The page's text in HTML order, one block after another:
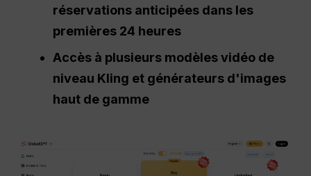
réservations anticipées dans les
premières 24 heures
Accès à plusieurs modèles vidéo de
niveau Kling et générateurs d'images
haut de gamme